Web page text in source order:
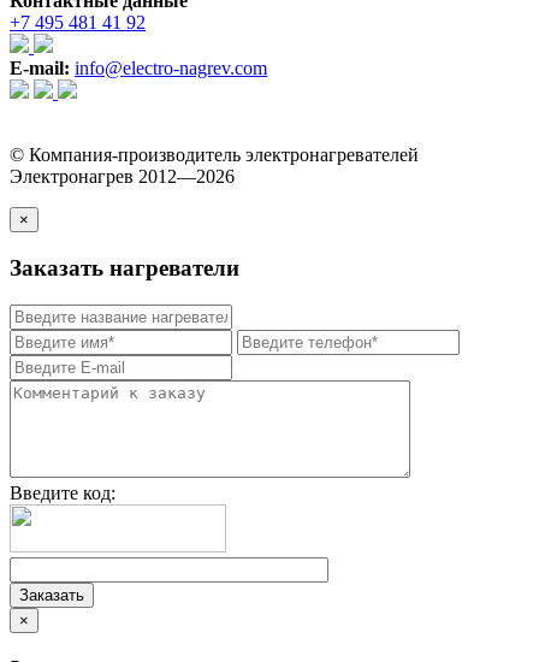
+7 495 481 41 92
E-mail: info@electro-nagrev.com
© Компания-производитель электронагревателей
Электронагрев 2012—2026
×
Заказать нагреватели
Введите код:
×